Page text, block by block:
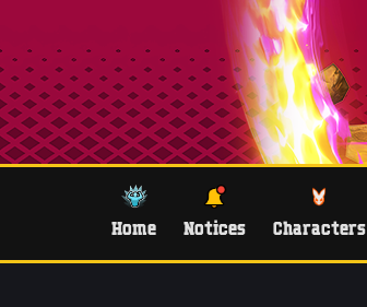
Home Notices Characters